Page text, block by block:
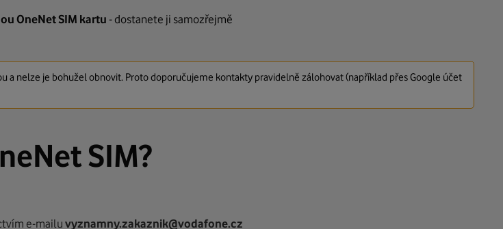
OneNet SIM kartu - dostanete ji samozřejmě
a nelze je bohužel obnovit. Proto doporučujeme kontakty pravidelně zálohovat (například přes Google účet
SIM?
e-mailu vyznamny.zakaznik@vodafone.cz